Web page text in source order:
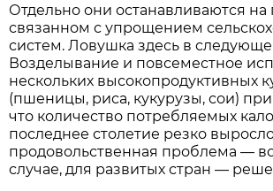
Отдельно они останавливаются
связанном с упрощением
систем. Ловушка здесь в
Возделывание и повсеместное
нескольких высокопродуктивных
(пшеницы, риса, кукурузы, сои)
что количество потребляемых
последнее столетие резко
продовольственная проблема —
случае, для развитых стран —